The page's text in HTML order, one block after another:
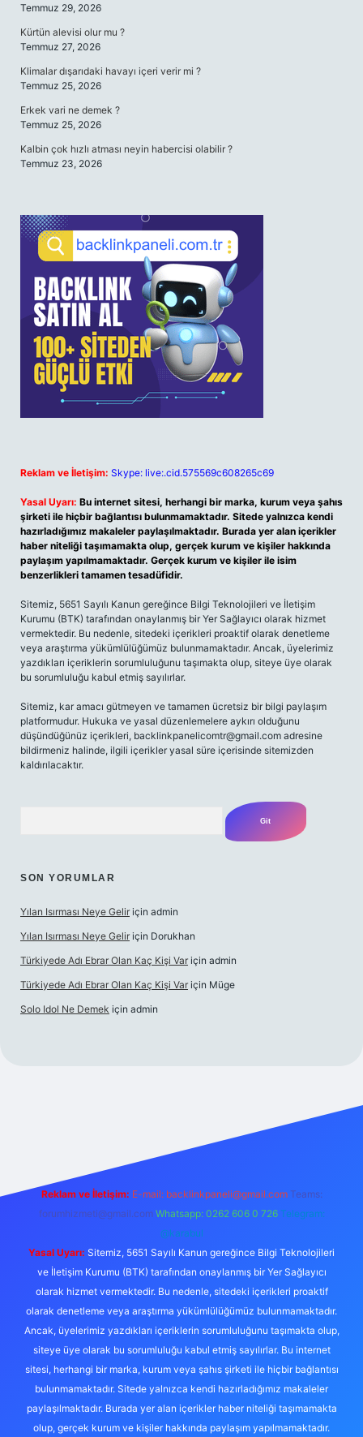
Temmuz 29, 2026
Kürtün alevisi olur mu ?
Temmuz 27, 2026
Klimalar dışarıdaki havayı içeri verir mi ?
Temmuz 25, 2026
Erkek vari ne demek ?
Temmuz 25, 2026
Kalbin çok hızlı atması neyin habercisi olabilir ?
Temmuz 23, 2026
Reklam ve İletişim: Skype: live:.cid.575569c608265c69
Yasal Uyarı: Bu internet sitesi, herhangi bir marka, kurum veya şahıs
şirketi ile hiçbir bağlantısı bulunmamaktadır. Sitede yalnızca kendi
hazırladığımız makaleler paylaşılmaktadır. Burada yer alan içerikler
haber niteliği taşımamakta olup, gerçek kurum ve kişiler hakkında
paylaşım yapılmamaktadır. Gerçek kurum ve kişiler ile isim
benzerlikleri tamamen tesadüfidir.
Sitemiz, 5651 Sayılı Kanun gereğince Bilgi Teknolojileri ve İletişim
Kurumu (BTK) tarafından onaylanmış bir Yer Sağlayıcı olarak hizmet
vermektedir. Bu nedenle, sitedeki içerikleri proaktif olarak denetleme
veya araştırma yükümlülüğümüz bulunmamaktadır. Ancak, üyelerimiz
yazdıkları içeriklerin sorumluluğunu taşımakta olup, siteye üye olarak
bu sorumluluğu kabul etmiş sayılırlar.
Sitemiz, kar amacı gütmeyen ve tamamen ücretsiz bir bilgi paylaşım
platformudur. Hukuka ve yasal düzenlemelere aykırı olduğunu
düşündüğünüz içerikleri, backlinkpanelicomtr@gmail.com adresine
bildirmeniz halinde, ilgili içerikler yasal süre içerisinde sitemizden
kaldırılacaktır.
SON YORUMLAR
Yılan Isırması Neye Gelir için admin
Yılan Isırması Neye Gelir için Dorukhan
Türkiyede Adı Ebrar Olan Kaç Kişi Var için admin
Türkiyede Adı Ebrar Olan Kaç Kişi Var için Müge
Solo Idol Ne Demek için admin
Reklam ve İletişim: E-mail: backlinkpaneli@gmail.com Teams:
forumhizmeti@gmail.com Whatsapp: 0262 606 0 726 Telegram:
@karabul
Yasal Uyarı: Sitemiz, 5651 Sayılı Kanun gereğince Bilgi Teknolojileri
ve İletişim Kurumu (BTK) tarafından onaylanmış bir Yer Sağlayıcı
olarak hizmet vermektedir. Bu nedenle, sitedeki içerikleri proaktif
olarak denetleme veya araştırma yükümlülüğümüz bulunmamaktadır.
Ancak, üyelerimiz yazdıkları içeriklerin sorumluluğunu taşımakta olup,
siteye üye olarak bu sorumluluğu kabul etmiş sayılırlar. Bu internet
sitesi, herhangi bir marka, kurum veya şahıs şirketi ile hiçbir bağlantısı
bulunmamaktadır. Sitede yalnızca kendi hazırladığımız makaleler
paylaşılmaktadır. Burada yer alan içerikler haber niteliği taşımamakta
olup, gerçek kurum ve kişiler hakkında paylaşım yapılmamaktadır.